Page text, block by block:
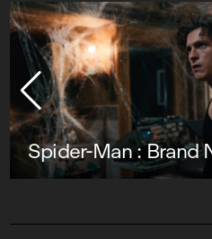
I Want your Sex